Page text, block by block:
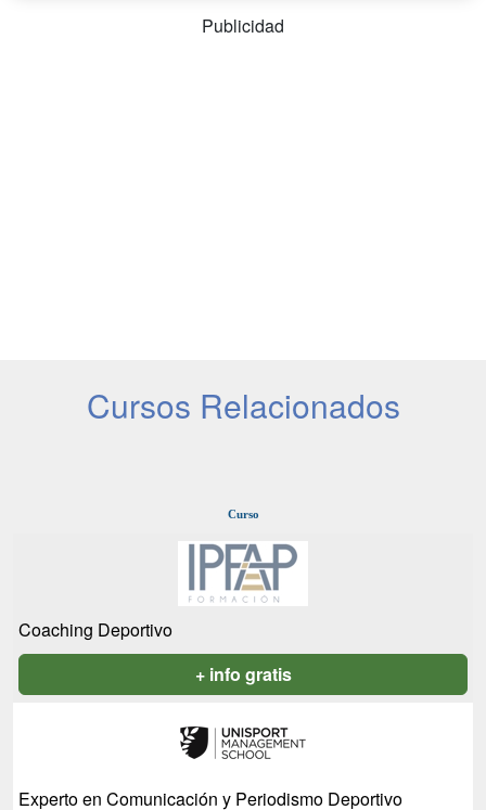
Publicidad
Cursos Relacionados
Curso
Coaching Deportivo
+ info gratis
Experto en Comunicación y Periodismo Deportivo